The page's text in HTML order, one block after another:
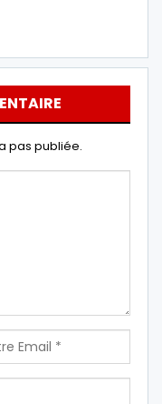
pas publiée.